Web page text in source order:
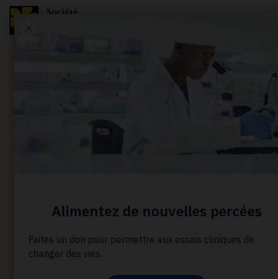
Communiqué de presse
Fiche
médias :
poids